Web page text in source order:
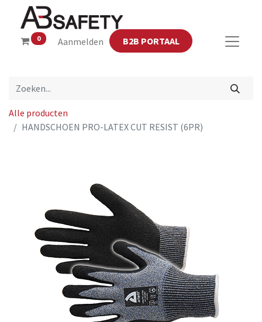
0 Aanmelden B2B PORTAAL
Alle producten
HANDSCHOEN PRO-LATEX CUT RESIST (6PR)